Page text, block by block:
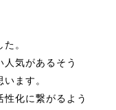
。
気があるそう
ます。
化に繋がるよう